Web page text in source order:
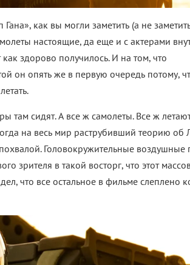
как вы могли заметить (а не
настоящие, да еще и с актерами
здорово получилось. И на том, что
он опять же в первую очередь потому,
там сидят. А все ж самолеты. Все ж
на весь мир раструбивший теорию об
Головокружительные воздушные
зрителя в такой восторг, что этот
что все остальное в фильме слеплено